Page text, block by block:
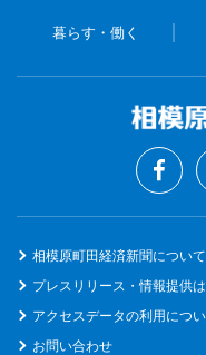
暮らす・働く
相模原町田経済新聞について
プレスリリース・情報提供
アクセスデータの利用につ
お問い合わせ